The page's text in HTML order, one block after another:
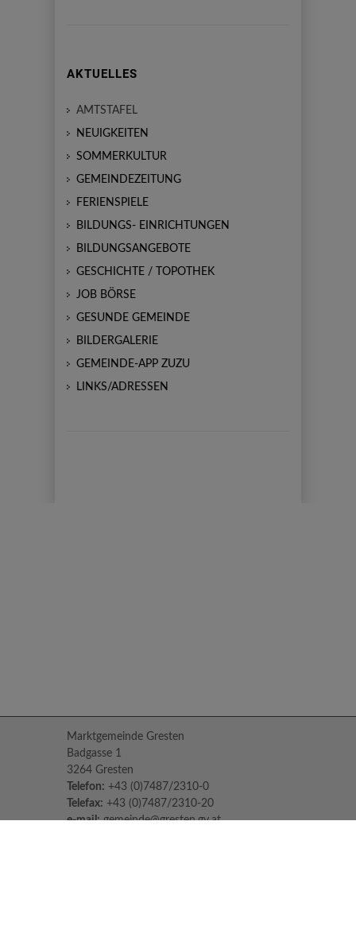
AKTUELLES
AMTSTAFEL
NEUIGKEITEN
SOMMERKULTUR
GEMEINDEZEITUNG
FERIENSPIELE
BILDUNGS- EINRICHTUNGEN
BILDUNGSANGEBOTE
GESCHICHTE / TOPOTHEK
JOB BÖRSE
GESUNDE GEMEINDE
BILDERGALERIE
GEMEINDE-APP ZUZU
LINKS/ADRESSEN
Marktgemeinde Gresten
Badgasse 1
3264 Gresten
Telefon: +43 (0)7487/2310-0
Telefax: +43 (0)7487/2310-20
e-mail: gemeinde@gresten.gv.at